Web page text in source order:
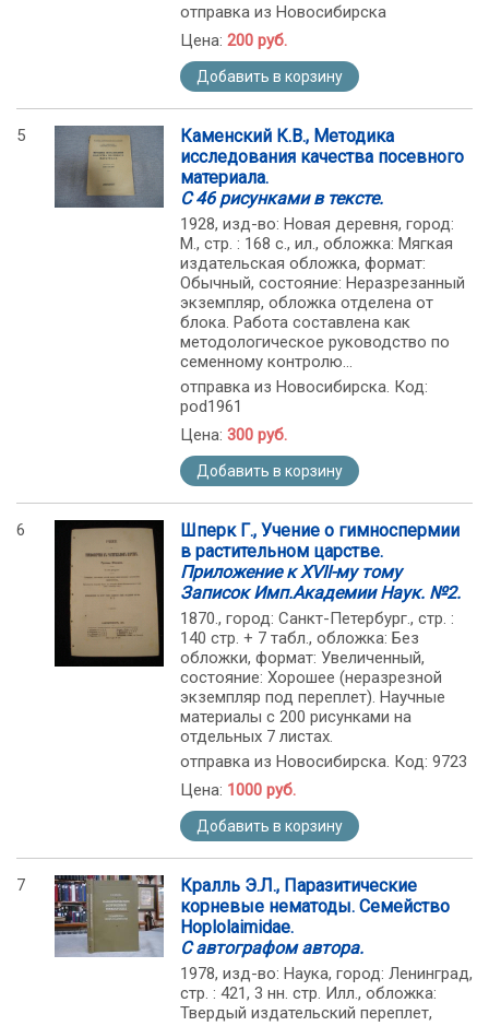
отправка из Новосибирска
Цена: 200 руб.
Добавить в корзину
5
Каменский К.В., Методика
исследования качества посевного
материала.
С 46 рисунками в тексте.
1928, изд-во: Новая деревня, город:
М., стр. : 168 с., ил., обложка: Мягкая
издательская обложка, формат:
Обычный, состояние: Неразрезанный
экземпляр, обложка отделена от
блока. Работа составлена как
методологическое руководство по
семенному контролю...
отправка из Новосибирска. Код:
pod1961
Цена: 300 руб.
Добавить в корзину
6
Шперк Г., Учение о гимноспермии
в растительном царстве.
Приложение к ХVII-му тому
Записок Имп.Академии Наук. №2.
1870., город: Санкт-Петербург., стр. :
140 стр. + 7 табл., обложка: Без
обложки, формат: Увеличенный,
состояние: Хорошее (неразрезной
экземпляр под переплет). Научные
материалы с 200 рисунками на
отдельных 7 листах.
отправка из Новосибирска. Код: 9723
Цена: 1000 руб.
Добавить в корзину
7
Кралль Э.Л., Паразитические
корневые нематоды. Семейство
Hoplolaimidae.
С автографом автора.
1978, изд-во: Наука, город: Ленинград,
стр. : 421, 3 нн. стр. Илл., обложка:
Твердый издательский переплет,